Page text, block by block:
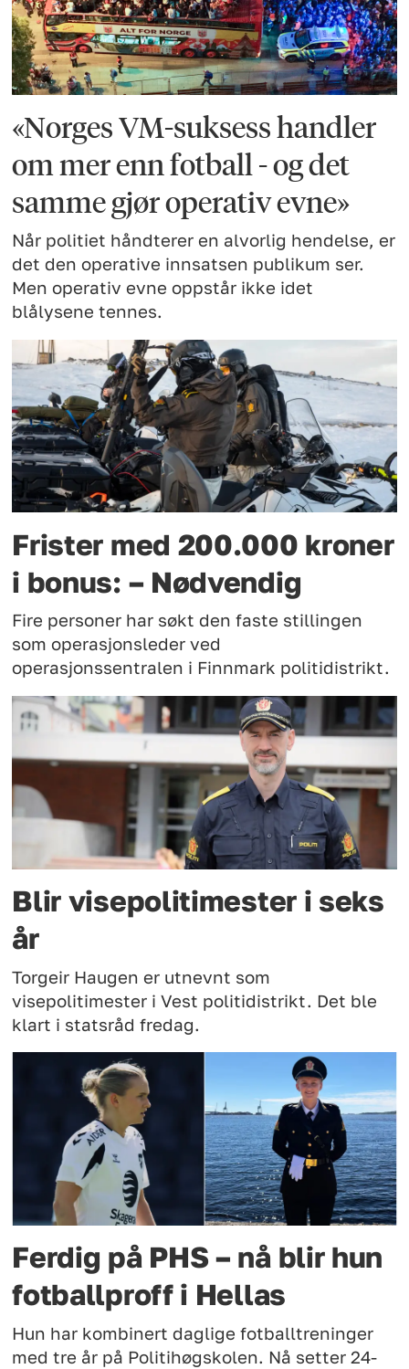
«Norges VM-suksess handler
om mer enn fotball - og det
samme gjør operativ evne»
Når politiet håndterer en alvorlig hendelse, er
det den operative innsatsen publikum ser.
Men operativ evne oppstår ikke idet
blålysene tennes.
Frister med 200.000 kroner
i bonus: – Nødvendig
Fire personer har søkt den faste stillingen
som operasjonsleder ved
operasjonssentralen i Finnmark politidistrikt.
Blir visepolitimester i seks
år
Torgeir Haugen er utnevnt som
visepolitimester i Vest politidistrikt. Det ble
klart i statsråd fredag.
Ferdig på PHS – nå blir hun
fotballproff i Hellas
Hun har kombinert daglige fotballtreninger
med tre år på Politihøgskolen. Nå setter 24-